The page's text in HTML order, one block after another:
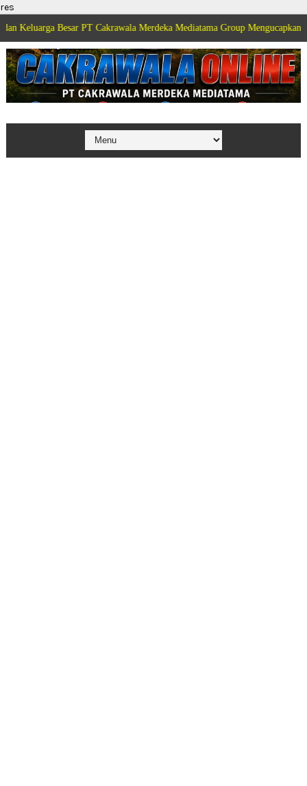
res
Besar PT Cakrawala Merdeka Mediatama Group Mengucapkan Selamat